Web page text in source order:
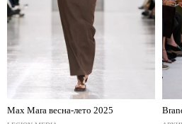
Max Mara весна-лето 2025